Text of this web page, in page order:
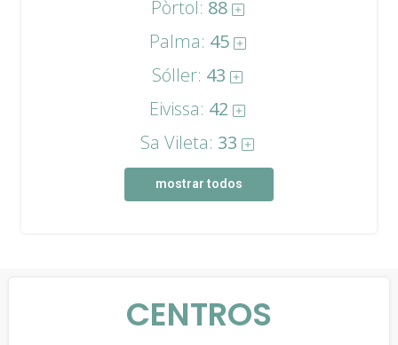
Pòrtol: 88
Palma: 45
Sóller: 43
Eivissa: 42
Sa Vileta: 33
mostrar todos
CENTROS